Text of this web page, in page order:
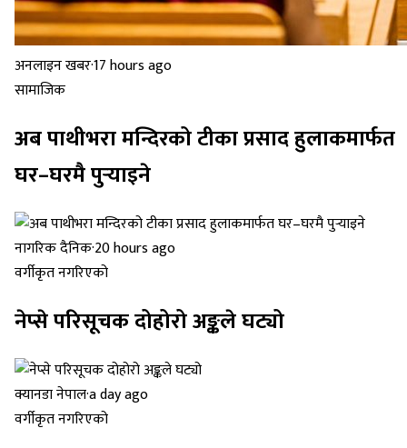
अनलाइन खबर·17 hours ago
सामाजिक
अब पाथीभरा मन्दिरको टीका प्रसाद हुलाकमार्फत
घर–घरमै पुर्‍याइने
नागरिक दैनिक·20 hours ago
वर्गीकृत नगरिएको
नेप्से परिसूचक दोहोरो अङ्कले घट्यो
क्यानडा नेपाल·a day ago
वर्गीकृत नगरिएको